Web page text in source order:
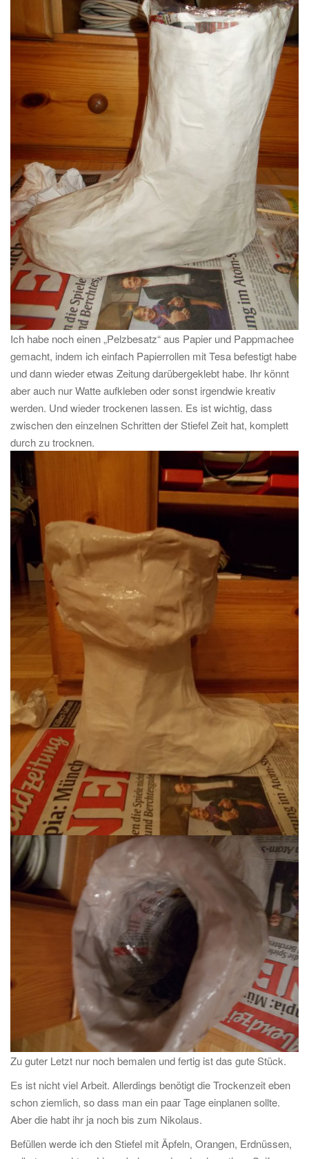
Ich habe noch einen „Pelzbesatz“ aus Papier und Pappmachee
gemacht, indem ich einfach Papierrollen mit Tesa befestigt habe
und dann wieder etwas Zeitung darübergeklebt habe. Ihr könnt
aber auch nur Watte aufkleben oder sonst irgendwie kreativ
werden. Und wieder trockenen lassen. Es ist wichtig, dass
zwischen den einzelnen Schritten der Stiefel Zeit hat, komplett
durch zu trocknen.
Zu guter Letzt nur noch bemalen und fertig ist das gute Stück.
Es ist nicht viel Arbeit. Allerdings benötigt die Trockenzeit eben
schon ziemlich, so dass man ein paar Tage einplanen sollte.
Aber die habt ihr ja noch bis zum Nikolaus.
Befüllen werde ich den Stiefel mit Äpfeln, Orangen, Erdnüssen,